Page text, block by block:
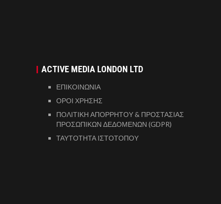
ACTIVE MEDIA LONDON LTD
ΕΠΙΚΟΙΝΩΝΙΑ
ΟΡΟΙ ΧΡΗΣΗΣ
ΠΟΛΙΤΙΚΗ ΑΠΟΡΡΗΤΟΥ & ΠΡΟΣΤΑΣΙΑΣ
ΠΡΟΣΩΠΙΚΩΝ ΔΕΔΟΜΕΝΩΝ (GDPR)
ΤΑΥΤΟΤΗΤΑ ΙΣΤΟΤΟΠΟΥ